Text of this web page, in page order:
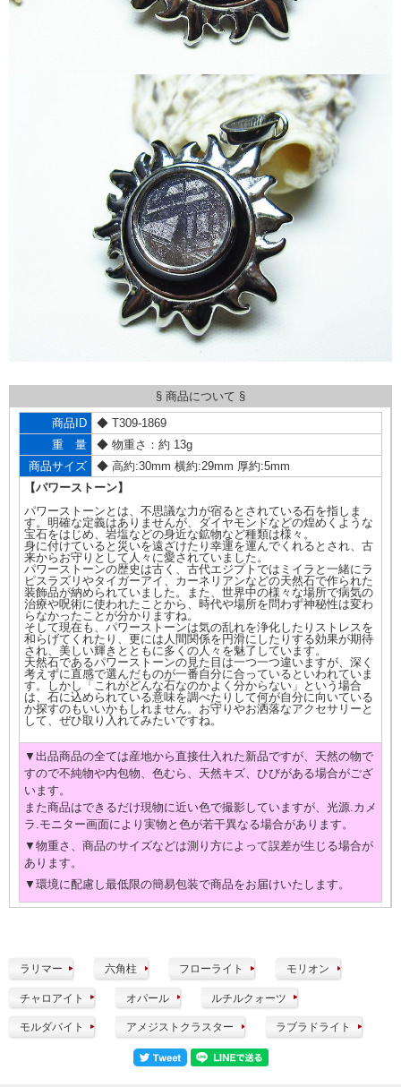
§ 商品について §
商品ID
◆ T309-1869
重 量
◆ 物重さ：約 13g
商品サイズ
◆ 高約:30mm 横約:29mm 厚約:5mm
【パワーストーン】
パワーストーンとは、不思議な力が宿るとされている石を指しま
す。明確な定義はありませんが、ダイヤモンドなどの煌めくような
宝石をはじめ、岩塩などの身近な鉱物など種類は様々。
身に付けていると災いを遠ざけたり幸運を運んでくれるとされ、古
来からお守りとして人々に愛されていました。
パワーストーンの歴史は古く、古代エジプトではミイラと一緒にラ
ピスラズリやタイガーアイ、カーネリアンなどの天然石で作られた
装飾品が納められていました。また、世界中の様々な場所で病気の
治療や呪術に使われたことから、時代や場所を問わず神秘性は変わ
らなかったことが分かりますね。
そして現在も、パワーストーンは気の乱れを浄化したりストレスを
和らげてくれたり、更には人間関係を円滑にしたりする効果が期待
され、美しい輝きとともに多くの人々を魅了しています。
天然石であるパワーストーンの見た目は一つ一つ違いますが、深く
考えずに直感で選んだものが一番自分に合っているといわれていま
す。しかし「これがどんな石なのかよく分からない」という場合
は、石に込められている意味を調べたりして何が自分に向いている
か探すのもいいかもしれません。お守りやお洒落なアクセサリーと
して、ぜひ取り入れてみたいですね。
▼出品商品の全ては産地から直接仕入れた新品ですが、天然の物で
すので不純物や内包物、色むら、天然キズ、ひびがある場合がござ
います。
また商品はできるだけ現物に近い色で撮影していますが、光源.カメ
ラ.モニター画面により実物と色が若干異なる場合があります。
▼物重さ、商品のサイズなどは測り方によって誤差が生じる場合が
あります。
▼環境に配慮し最低限の簡易包装で商品をお届けいたします。
ラリマー 六角柱 フローライト モリオン
チャロアイト オパール ルチルクォーツ
モルダバイト アメジストクラスター ラブラドライト